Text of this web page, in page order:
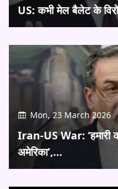
US: कभी मेल बैलेट के
Mon, 23 March 2026
Iran-US War: ‘हमारी
अमेरिका’,…